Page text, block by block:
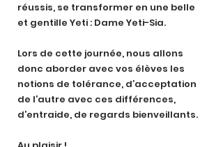
réussis, se transformer en une belle
et gentille Yeti : Dame Yeti-Sia.
Lors de cette journée, nous allons
donc aborder avec vos élèves les
notions de tolérance, d’acceptation
de l’autre avec ces différences,
d’entraide, de regards bienveillants.